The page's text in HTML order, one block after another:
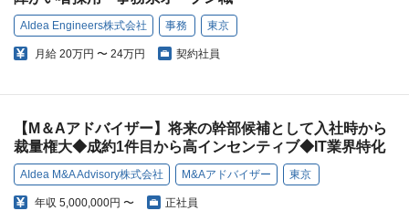
AIdea Engineers株式会社 事務 東京
月給 20万円 〜 24万円 契約社員
【M＆Aアドバイザー】将来の幹部候補として入社時から
裁量権大◆成約1件目から高インセンティブ◆IT業界特化
AIdea M&A Advisory株式会社 M&Aアドバイザー 東京
年収 5,000,000円 〜 正社員